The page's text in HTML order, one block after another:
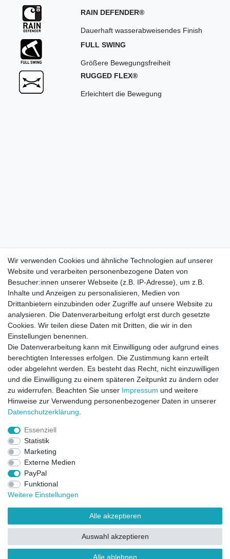
RAIN DEFENDER®
Dauerhaft wasserabweisendes Finish
FULL SWING
Größere Bewegungsfreiheit
RUGGED FLEX®
Erleichtert die Bewegung
Direktkontakt per Telefon unter 04331 / 4928-910
Widerrufsrecht Widerrufsformular
Impressum
Datenschutzerklärung
AGB Kontakt
Wir verwenden Cookies und ähnliche Technologien auf unserer
Website und verarbeiten personenbezogene Daten von
Besucher:innen unserer Webseite (z.B. IP-Adresse), um z.B.
Inhalte und Anzeigen zu personalisieren, Medien von
Drittanbietern einzubinden oder Zugriffe auf unsere Website zu
analysieren. Die Datenverarbeitung erfolgt erst durch gesetzte
Cookies. Wir teilen diese Daten mit Dritten, die wir in den
Einstellungen benennen.
Die Datenverarbeitung kann mit Einwilligung oder aufgrund eines
berechtigten Interesses erfolgen. Die Zustimmung kann erteilt
oder abgelehnt werden. Es besteht das Recht, nicht einzuwilligen
und die Einwilligung zu einem späteren Zeitpunkt zu ändern oder
zu widerrufen. Beachten Sie unser Impressum und weitere
Hinweise zur Verwendung personenbezogener Daten in unserer
Daten­schutz­erklärung
Essenziell
Statistik
Marketing
Externe Medien
PayPal
Funktional
Weitere Einstellungen
Alle akzeptieren
Alle ablehnen
Auswahl akzeptieren